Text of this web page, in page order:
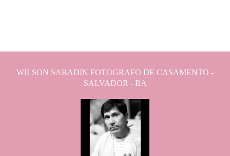
WILSON SABADIN FOTOGRAFO DE CASAMENTO -
SALVADOR - BA